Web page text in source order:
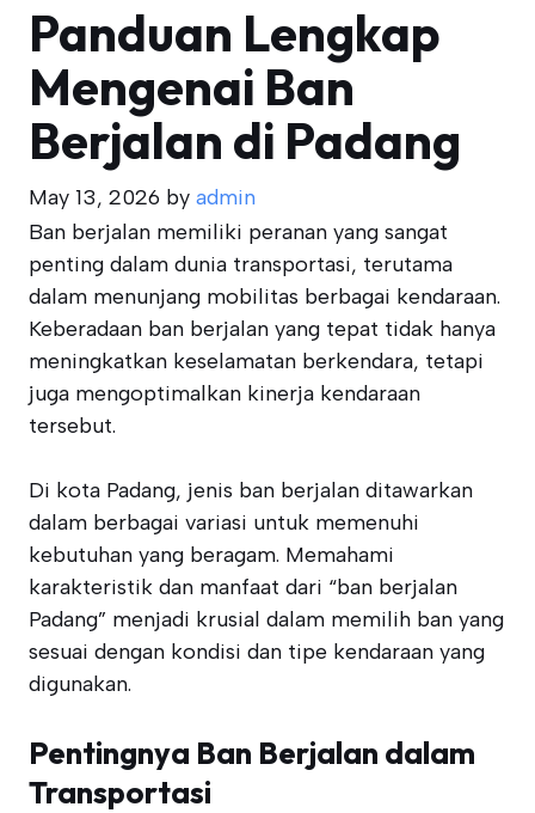
Panduan Lengkap
Mengenai Ban
Berjalan di Padang
May 13, 2026 by admin
Ban berjalan memiliki peranan yang sangat
penting dalam dunia transportasi, terutama
dalam menunjang mobilitas berbagai kendaraan.
Keberadaan ban berjalan yang tepat tidak hanya
meningkatkan keselamatan berkendara, tetapi
juga mengoptimalkan kinerja kendaraan
tersebut.
Di kota Padang, jenis ban berjalan ditawarkan
dalam berbagai variasi untuk memenuhi
kebutuhan yang beragam. Memahami
karakteristik dan manfaat dari “ban berjalan
Padang” menjadi krusial dalam memilih ban yang
sesuai dengan kondisi dan tipe kendaraan yang
digunakan.
Pentingnya Ban Berjalan dalam
Transportasi